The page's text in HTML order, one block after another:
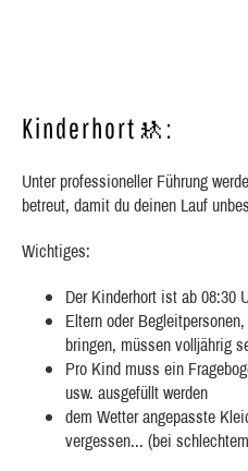
Kinderhort🚸:
Unter professioneller Führung
betreut, damit du deinen Lauf
Wichtiges:
Der Kinderhort ist ab 08:30
Eltern oder
bringen, müssen volljährig
Pro Kind muss ein
usw. ausgefüllt werden
dem Wetter angepasste
vergessen... (bei